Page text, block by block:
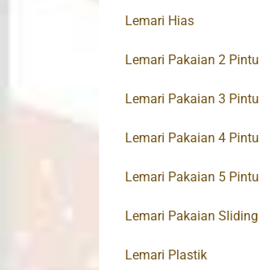
Lemari Hias
Lemari Pakaian 2 Pintu
Lemari Pakaian 3 Pintu
Lemari Pakaian 4 Pintu
Lemari Pakaian 5 Pintu
Lemari Pakaian Sliding
Lemari Plastik